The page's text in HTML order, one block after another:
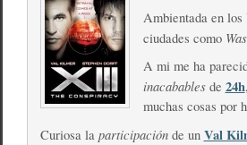
Ambientada en los
ciudades como
A mi me ha
inacabables de 24h
muchas cosas por
Curiosa la participación de un Val